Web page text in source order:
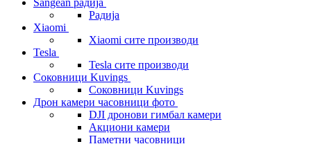
Sangean радија
Радија
Xiaomi
Xiaomi сите производи
Tesla
Tesla сите производи
Соковници Kuvings
Соковници Kuvings
Дрон камери часовници фото
DJI дронови гимбал камери
Акциони камери
Паметни часовници